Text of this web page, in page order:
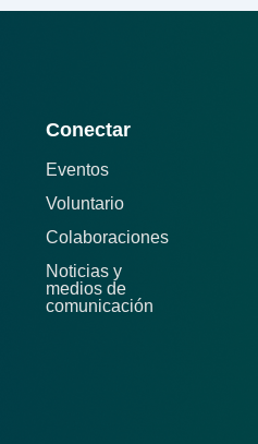
Conectar
Eventos
Voluntario
Colaboraciones
Noticias y
medios de
comunicación